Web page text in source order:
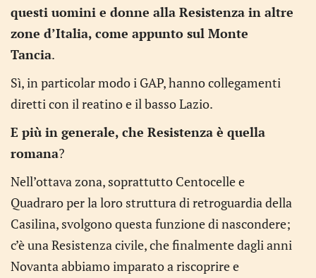
questi uomini e donne alla Resistenza in altre
zone d’Italia, come appunto sul Monte
Tancia.
Sì, in particolar modo i GAP, hanno collegamenti
diretti con il reatino e il basso Lazio.
E più in generale, che Resistenza è quella
romana?
Nell’ottava zona, soprattutto Centocelle e
Quadraro per la loro struttura di retroguardia della
Casilina, svolgono questa funzione di nascondere;
c’è una Resistenza civile, che finalmente dagli anni
Novanta abbiamo imparato a riscoprire e